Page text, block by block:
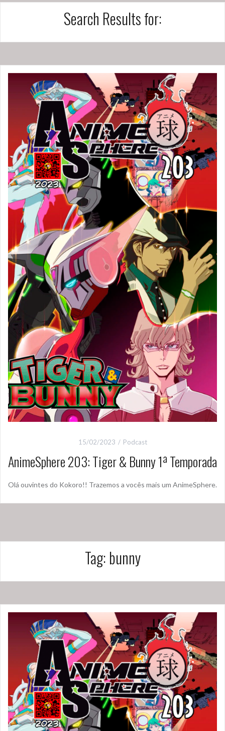
Search Results for:
15/02/2023 Podcast
AnimeSphere 203: Tiger & Bunny 1ª Temporada
Olá ouvintes do Kokoro!! Trazemos a vocês mais um AnimeSphere.
Tag: bunny